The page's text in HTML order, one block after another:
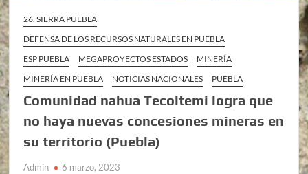
26. SIERRA PUEBLA
DEFENSA DE LOS RECURSOS NATURALES EN PUEBLA
ESP PUEBLA
MEGAPROYECTOS ESTADOS
MINERÍA
MINERÍA EN PUEBLA
NOTICIAS NACIONALES PUEBLA
Comunidad nahua Tecoltemi logra que
no haya nuevas concesiones mineras en
su territorio (Puebla)
Admin 6 marzo, 2023